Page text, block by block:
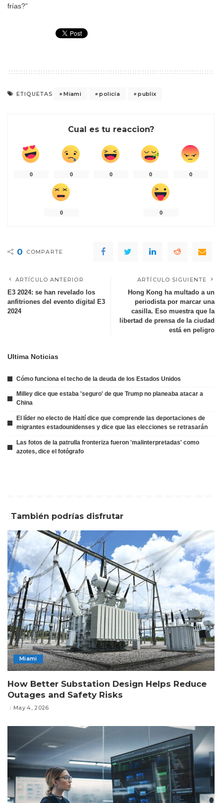
frías?”
ETIQUETAS Miami policía publix
Cual es tu reaccion?
0 0 0 0 0
0 0
0 COMPARTE
ARTÍCULO ANTERIOR
E3 2024: se han revelado los
anfitriones del evento digital E3
2024
ARTÍCULO SIGUIENTE
Hong Kong ha multado a un
periodista por marcar una
casilla. Eso muestra que la
libertad de prensa de la ciudad
está en peligro
Ultima Noticias
Cómo funciona el techo de la deuda de los Estados Unidos
Milley dice que estaba 'seguro' de que Trump no planeaba atacar a
China
El líder no electo de Haití dice que comprende las deportaciones de
migrantes estadounidenses y dice que las elecciones se retrasarán
Las fotos de la patrulla fronteriza fueron 'malinterpretadas' como
azotes, dice el fotógrafo
También podrías disfrutar
Miami
How Better Substation Design Helps Reduce
Outages and Safety Risks
May 4, 2026